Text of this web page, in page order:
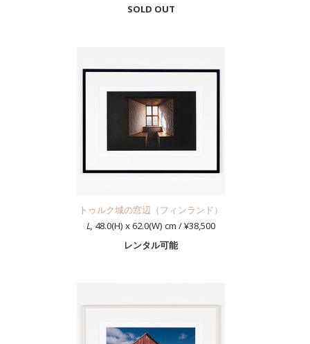
SOLD OUT
トゥルク城の窓辺（フィンランド）
L, 48.0(H) x 62.0(W) cm / ¥38,500
レンタル可能